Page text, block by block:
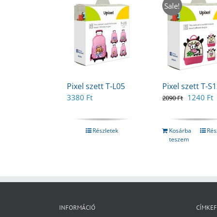
Pixel szett T-L05
3380 Ft
Részletek
Sale!
Pixel szett T-
2090Ft Original
was:
2090 Ft.
1240 Ft
Kosárba
teszem
INFORMÁCIÓ